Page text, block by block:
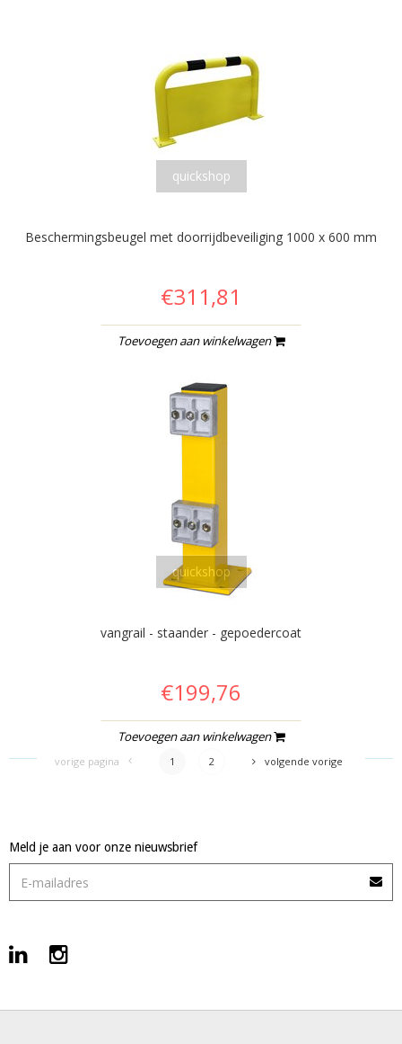
quickshop
Beschermingsbeugel met doorrijdbeveiliging 1000 x 600 mm
€311,81
Toevoegen aan winkelwagen
quickshop
vangrail - staander - gepoedercoat
€199,76
Toevoegen aan winkelwagen
vorige pagina 1 2 volgende vorige
Meld je aan voor onze nieuwsbrief